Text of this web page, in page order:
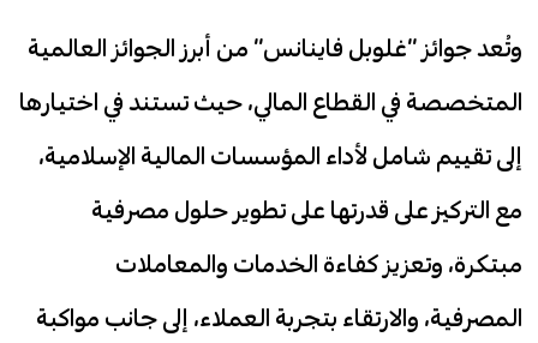
وتُعد جوائز “غلوبل فاينانس” من أبرز الجوائز العالمية
المتخصصة في القطاع المالي، حيث تستند في اختيارها
إلى تقييم شامل لأداء المؤسسات المالية الإسلامية،
مع التركيز على قدرتها على تطوير حلول مصرفية
مبتكرة، وتعزيز كفاءة الخدمات والمعاملات
المصرفية، والارتقاء بتجربة العملاء، إلى جانب مواكبة